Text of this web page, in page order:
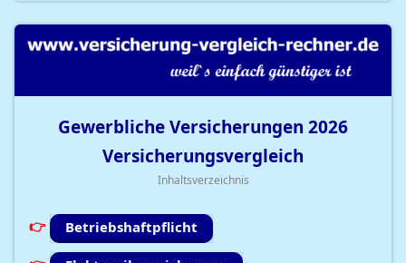
Gewerbliche Versicherungen 2026
Versicherungsvergleich
Inhaltsverzeichnis
Betriebshaftpflicht